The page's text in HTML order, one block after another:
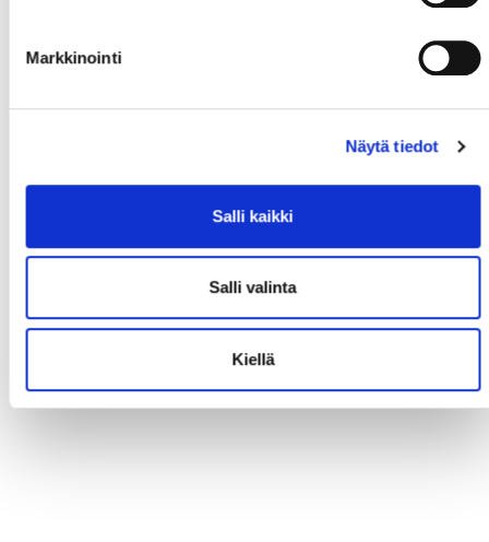
Markkinointi
Näytä tiedot
Salli kaikki
Salli valinta
Kiellä